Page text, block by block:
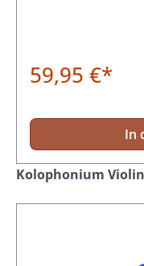
59,95 €*
In
Produktgalerie
Kolophonium